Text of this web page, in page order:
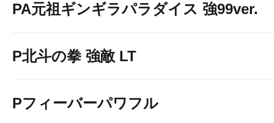
PA元祖ギンギラパラダイス 強99ver.
P北斗の拳 強敵 LT
Pフィーバーパワフル